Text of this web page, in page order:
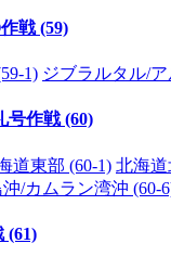
戦 (59)
1) ジブラルタル/
号作戦 (60)
道東部 (60-1) 北海道
/カムラン湾沖 (60-
(61)